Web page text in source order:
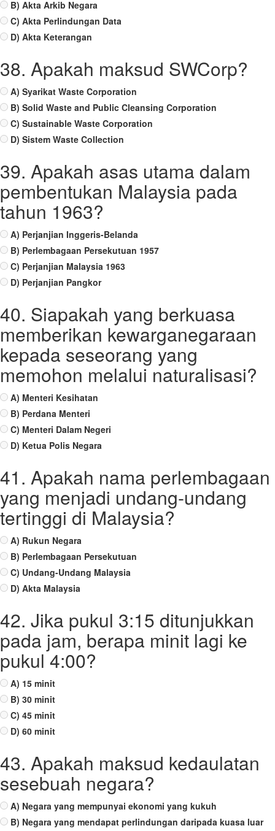
B) Akta Arkib Negara
C) Akta Perlindungan Data
D) Akta Keterangan
38. Apakah maksud SWCorp?
A) Syarikat Waste Corporation
B) Solid Waste and Public Cleansing Corporation
C) Sustainable Waste Corporation
D) Sistem Waste Collection
39. Apakah asas utama dalam
pembentukan Malaysia pada
tahun 1963?
A) Perjanjian Inggeris-Belanda
B) Perlembagaan Persekutuan 1957
C) Perjanjian Malaysia 1963
D) Perjanjian Pangkor
40. Siapakah yang berkuasa
memberikan kewarganegaraan
kepada seseorang yang
memohon melalui naturalisasi?
A) Menteri Kesihatan
B) Perdana Menteri
C) Menteri Dalam Negeri
D) Ketua Polis Negara
41. Apakah nama perlembagaan
yang menjadi undang-undang
tertinggi di Malaysia?
A) Rukun Negara
B) Perlembagaan Persekutuan
C) Undang-Undang Malaysia
D) Akta Malaysia
42. Jika pukul 3:15 ditunjukkan
pada jam, berapa minit lagi ke
pukul 4:00?
A) 15 minit
B) 30 minit
C) 45 minit
D) 60 minit
43. Apakah maksud kedaulatan
sesebuah negara?
A) Negara yang mempunyai ekonomi yang kukuh
B) Negara yang mendapat perlindungan daripada kuasa luar